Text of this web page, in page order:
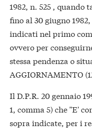
1982, n. 525 , quando
fino al 30 giugno
indicati nel primo
ovvero per
stessa pendenza o
AGGIORNAMENTO
Il D.P.R. 20 gennaio
1, comma 5) che "E'
sopra indicate, per i